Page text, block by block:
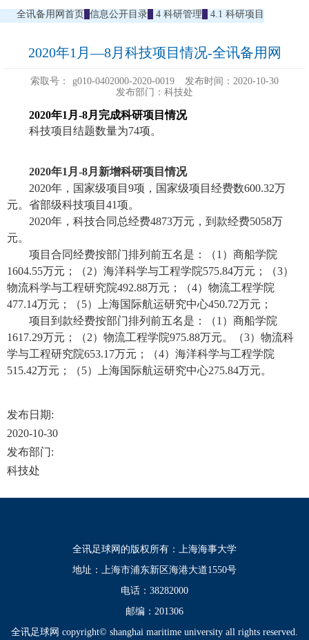
全讯备用网首页 信息公开目录 4 科研管理 4.1 科研项目
2020年1月—8月科技项目情况-全讯备用网
索取号： g010-0402000-2020-0019
发布时间：2020-10-30
发布部门：科技处
2020年1 月 -8月完成科研项目情况
科技项目结题数量为74项。
2020年1 月 -8月新增科研项目情况
2020年，国家级项目9项，国家级项目经费数600.32万
元。省部级科技项目41项。
2020年，科技合同总经费4873万元，到款经费5058万
元。
项目合同经费按部门排列前五名是：（1）商船学院
1604.55万元；（2）海洋科学与工程学院575.84万元；（3）
物流科学与工程研究院492.88万元；（4）物流工程学院
477.14万元；（5）上海国际航运研究中心450.72万元；
项目到款经费按部门排列前五名是：（1）商船学院
1617.29万元；（2）物流工程学院975.88万元。（3）物流科
学与工程研究院653.17万元；（4）海洋科学与工程学院
515.42万元；（5）上海国际航运研究中心275.84万元。
发布日期:
2020-10-30
发布部门:
科技处
全讯足球网的版权所有：上海海事大学
地址：上海市浦东新区海港大道1550号
电话：38282000
邮编：201306
全讯足球网 copyright© shanghai maritime university all rights reserved.